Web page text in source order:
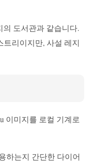
의 도서관과 같습니다.
트리이지만, 사설 레지
이미지를 로컬 기계로
하는지 간단한 다이어